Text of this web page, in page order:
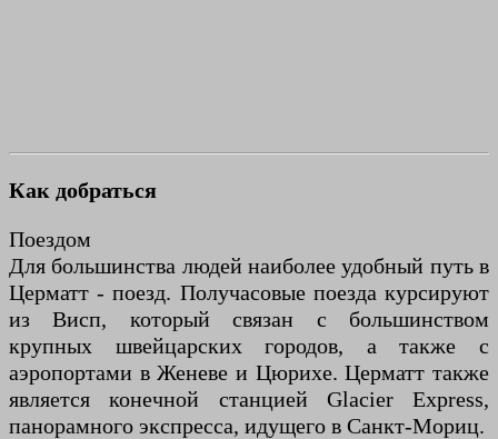
Как добраться
Поездом
Для большинства людей наиболее удобный путь в
Церматт - поезд. Получасовые поезда курсируют
из Висп, который связан с большинством
крупных швейцарских городов, а также с
аэропортами в Женеве и Цюрихе. Церматт также
является конечной станцией Glacier Express,
панорамного экспресса, идущего в Санкт-Мориц.